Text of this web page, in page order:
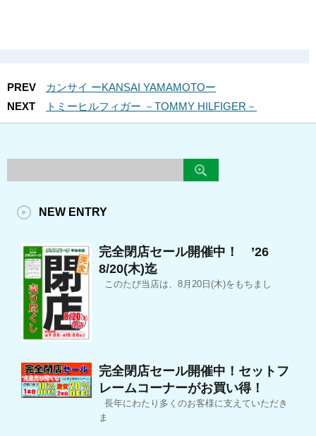
PREV
カンサイ ーKANSAI YAMAMOTOー
NEXT
トミーヒルフィガー －TOMMY HILFIGER－
NEW ENTRY
完全閉店セール開催中！ ’26
8/20(木)迄
このたび当店は、8月20日(木)をもちまし
完全閉店セール開催中！セットフ
レームコーナーがお買い得！
長年にわたり多くのお客様に支えていただき
ま